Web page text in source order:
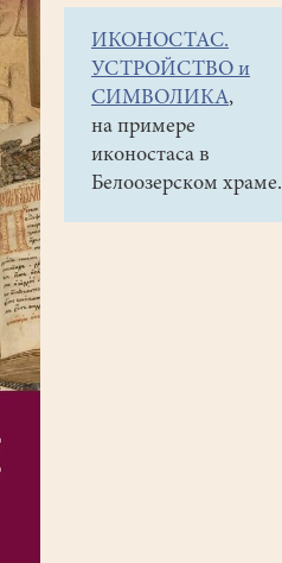
ИКОНОСТАС.
УСТРОЙСТВО и
СИМВОЛИКА,
на примере
иконостаса в
Белоозерском храме.